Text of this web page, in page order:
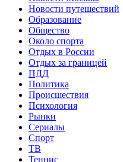
Новости путешествий
Образование
Общество
Около спорта
Отдых в России
Отдых за границей
ПДД
Политика
Происшествия
Психология
Рынки
Сериалы
Спорт
ТВ
Теннис